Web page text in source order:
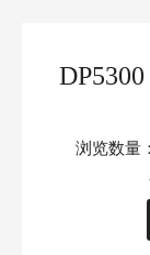
浏览数量